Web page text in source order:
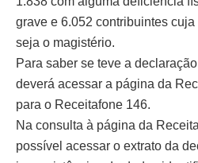
grave e 6.052 contribuintes
seja o magistério.
Para saber se teve a
deverá acessar a página da
para o Receitafone 146.
Na consulta à página da
possível acessar o extrato da